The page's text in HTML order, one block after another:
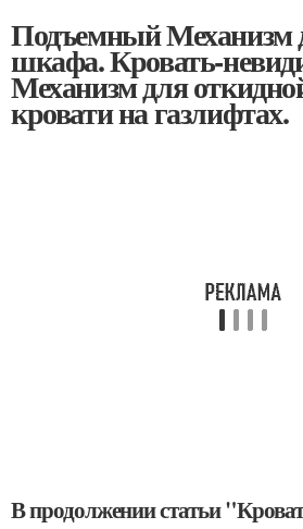
Подъемный Механизм
шкафа. Кровать-
Механизм для
кровати на газлифтах.
В продолжении статьи